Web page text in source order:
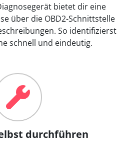
bietet dir eine
über die OBD2-Schnittstelle
So identifizierst
schnell und eindeutig.
durchführen